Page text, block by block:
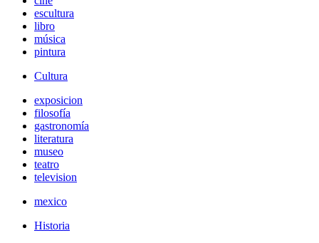
escultura
libro
música
pintura
Cultura
exposicion
filosofía
gastronomía
literatura
museo
teatro
television
mexico
Historia